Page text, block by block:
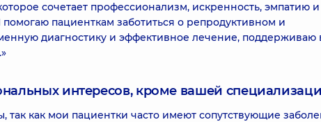
сочетает профессионализм, искренность, эмпатию и
пациенткам заботиться о репродуктивном и
диагностику и эффективное лечение, поддерживаю
интересов, кроме вашей
как мои пациентки часто имеют сопутствующие